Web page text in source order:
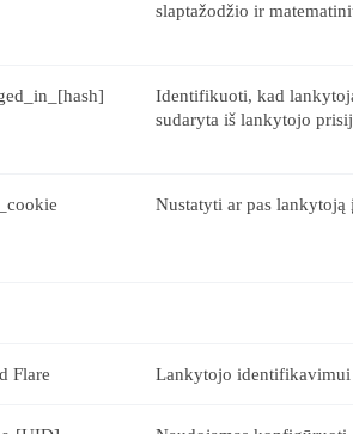
slaptažodžio ir
Identifikuoti, kad
sudaryta iš lankytojo
Nustatyti ar pas
Flare Lankytojo identifikavimui